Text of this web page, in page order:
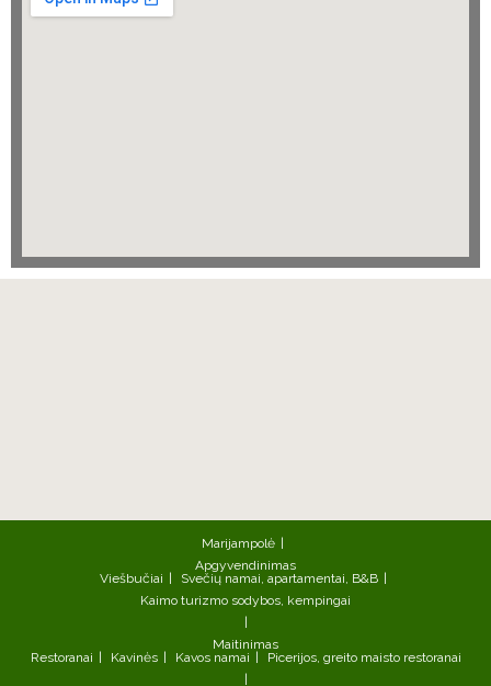
Marijampolė
Apgyvendinimas
Viešbučiai
Svečių namai, apartamentai, B&B
Kaimo turizmo sodybos, kempingai
Maitinimas
Restoranai
Kavinės Kavos namai Picerijos, greito maisto restoranai